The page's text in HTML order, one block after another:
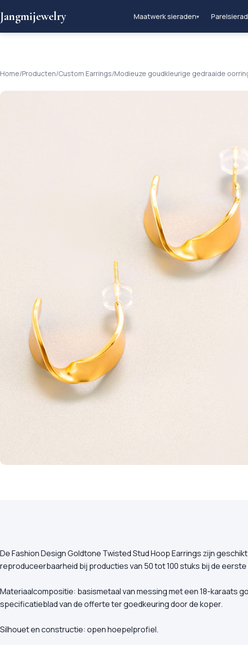
Jangmijewelry Maatwerk sieraden▾
Home/Producten/Custom Earrings/Modieuze goudkleurige gedraaide
De Fashion Design Goldtone Twisted Stud Hoop Earrings zijn
reproduceerbaarheid bij producties van 50 tot 100 stuks bij de
Materiaalcompositie: basismetaal van messing met een 18-karaats
specificatieblad van de offerte ter goedkeuring door de koper.
Silhouet en constructie: open hoepelprofiel.